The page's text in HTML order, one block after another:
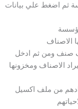
ثم اضغط علي بيانات
صنف ومن ثم ادخل
الاصناف ومخزونها